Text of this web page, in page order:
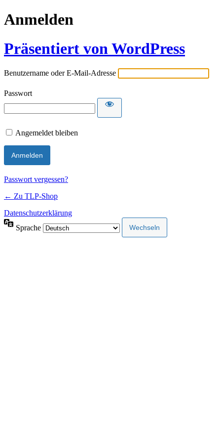
Anmelden
Präsentiert von WordPress
Benutzername oder E-Mail-Adresse
Passwort
Angemeldet bleiben
Passwort vergessen?
← Zu TLP-Shop
Datenschutzerklärung
Sprache